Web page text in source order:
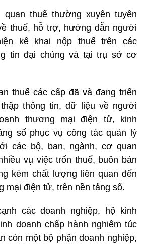
thuế thường xuyên tuyên
thuế, hỗ trợ, hướng dẫn người
kê khai nộp thuế trên các
tin đại chúng và tại trụ sở cơ
thuế các cấp đã và đang triển
thông tin, dữ liệu về người
thương mại điện tử, kinh
số phục vụ công tác quản lý
các bộ, ban, ngành, cơ quan
vụ việc trốn thuế, buôn bán
kém chất lượng liên quan đến
mại điện tử, trên nền tảng số.
các doanh nghiệp, hộ kinh
doanh chấp hành nghiêm túc
còn một bộ phận doanh nghiệp,